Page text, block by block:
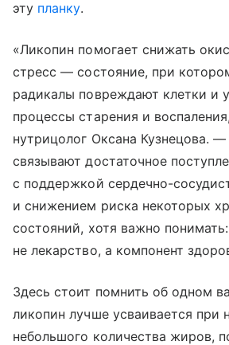
эту планку.
«Ликопин помогает снижать
стресс — состояние, при
радикалы повреждают клетки и
процессы старения и
нутрицолог Оксана Кузнецова.
связывают достаточное
с поддержкой сердечно-
и снижением риска некоторых
состояний, хотя важно
не лекарство, а компонент
Здесь стоит помнить об одном
ликопин лучше усваивается при
небольшого количества жиров,